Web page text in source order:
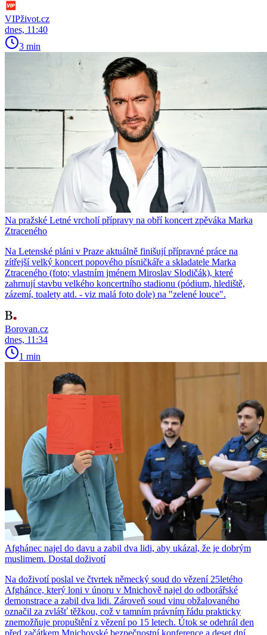
VIPživot.cz
dnes, 11:40
3 min
Na pražské Letné vrcholí přípravy na obří koncert zpěváka Marka
Ztraceného
Na Letenské pláni v Praze aktuálně finišují přípravné práce na
zítřejší velký koncert popového písničkáře a skladatele Marka
Ztraceného (foto; vlastním jménem Miroslav Slodičák), které
zahrnují stavbu velkého koncertního stadionu (pódium, hlediště,
zázemí, toalety atd. - viz malá foto dole) na "zelené louce".
Borovan.cz
dnes, 11:34
1 min
Afghánec najel do davu a zabil dva lidi, aby ukázal, že je dobrým
muslimem. Dostal doživotí
Na doživotí poslal ve čtvrtek německý soud do vězení 25letého
Afghánce, který loni v únoru v Mnichově najel do odborářské
demonstrace a zabil dva lidi. Zároveň soud vinu obžalovaného
označil za zvlášť těžkou, což v tamním právním řádu prakticky
znemožňuje propuštění z vězení po 15 letech. Útok se odehrál den
před začátkem Mnichovské bezpečnostní konference a deset dní